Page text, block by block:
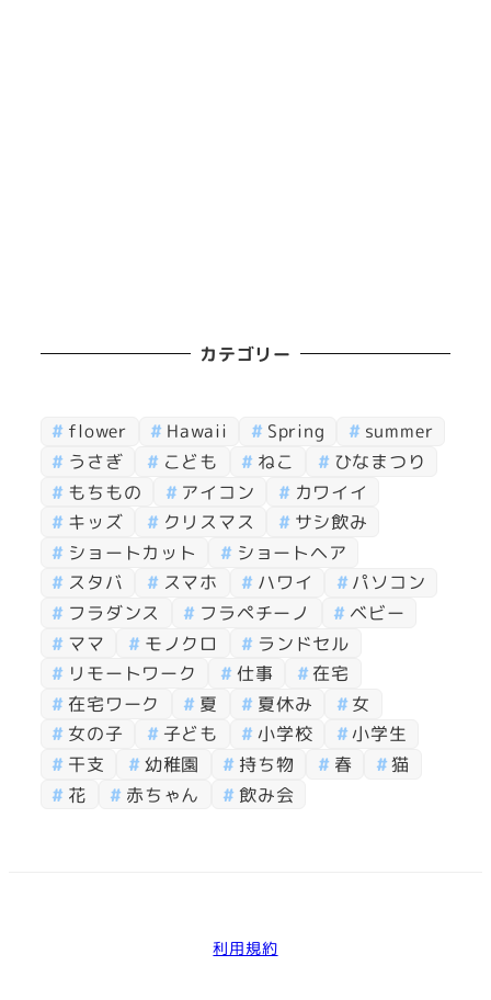
カテゴリー
flower Hawaii Spring
summer
うさぎ
こども ねこ
ひなまつり
もちもの
アイコン
カワイイ
キッズ
クリスマス
サシ飲み
ショートカット
ショートヘア
スタバ
スマホ ハワイ
パソコン
フラダンス
フラペチーノ
ベビー
ママ
モノクロ
ランドセル
リモートワーク
仕事
在宅
在宅ワーク
夏 夏休み
女
女の子
子ども 小学校
小学生
干支
幼稚園 持ち物 春
猫
花
赤ちゃん 飲み会
利用規約